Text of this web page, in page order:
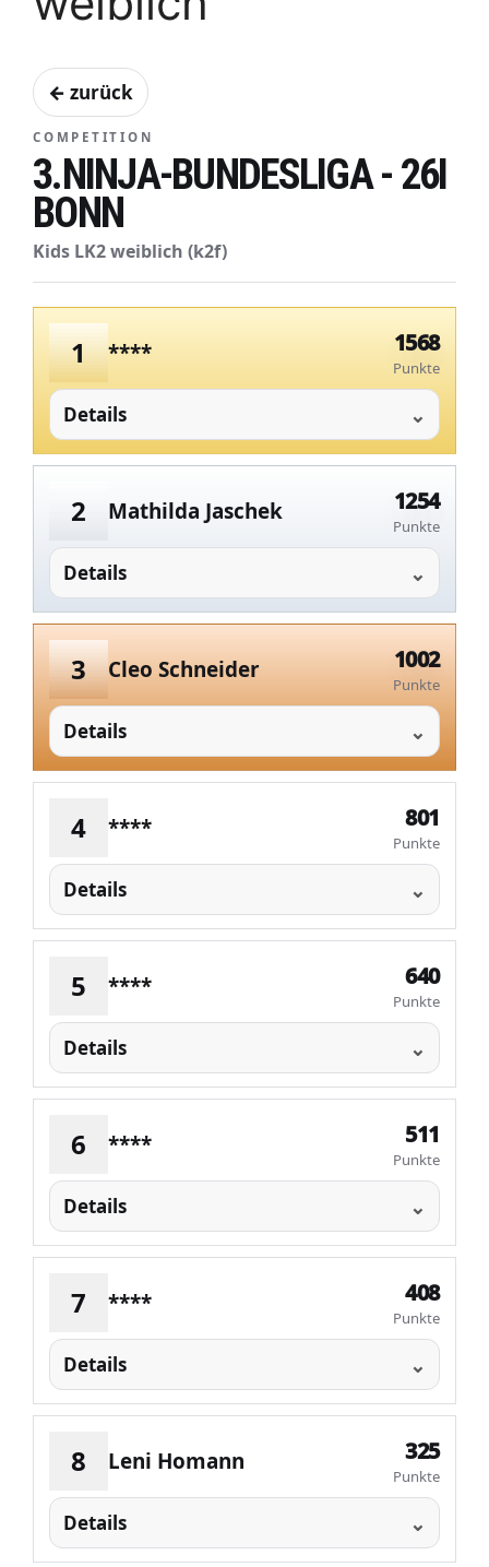
← zurück
COMPETITION
3.NINJA-BUNDESLIGA - 26I
BONN
Kids LK2 weiblich (k2f)
1 **** 1568
Punkte
Details
2 Mathilda Jaschek 1254
Punkte
Details
3 Cleo Schneider 1002
Punkte
Details
4 **** 801
Punkte
Details
5 **** 640
Punkte
Details
6 **** 511
Punkte
Details
7 **** 408
Punkte
Details
8 Leni Homann 325
Punkte
Details